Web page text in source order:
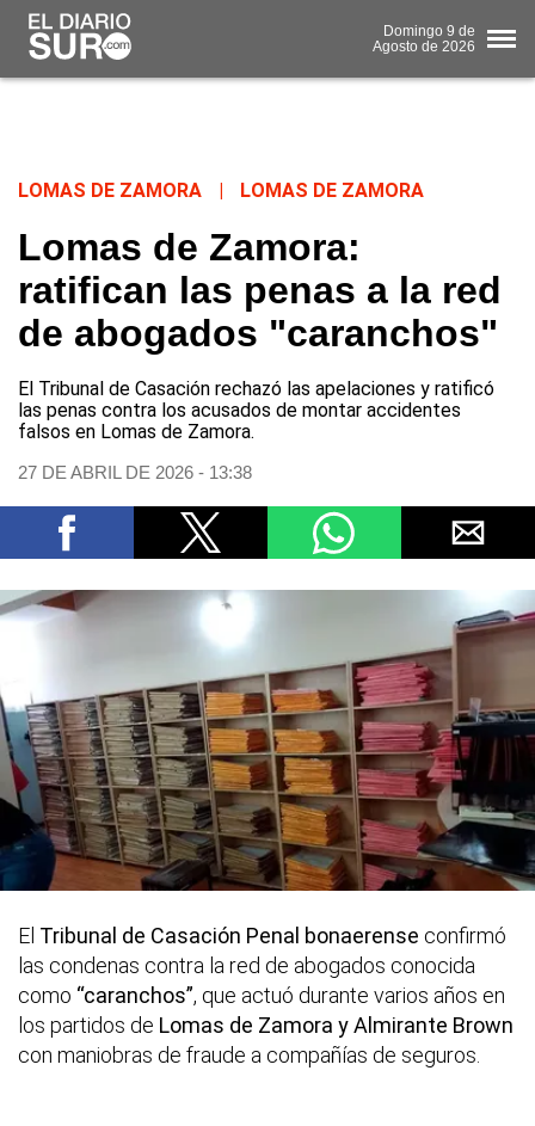
Domingo 9 de
Agosto de 2026
LOMAS DE ZAMORA LOMAS DE ZAMORA
Lomas de Zamora:
ratifican las penas a la red
de abogados "caranchos"
El Tribunal de Casación rechazó las apelaciones y ratificó
las penas contra los acusados de montar accidentes
falsos en Lomas de Zamora.
27 DE ABRIL DE 2026 - 13:38
El Tribunal de Casación Penal bonaerense confirmó
las condenas contra la red de abogados conocida
como “caranchos”, que actuó durante varios años en
los partidos de Lomas de Zamora y Almirante Brown
con maniobras de fraude a compañías de seguros.